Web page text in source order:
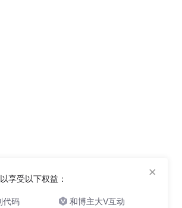
C66x
享受以下权益：
代码 和博主大V互动
×